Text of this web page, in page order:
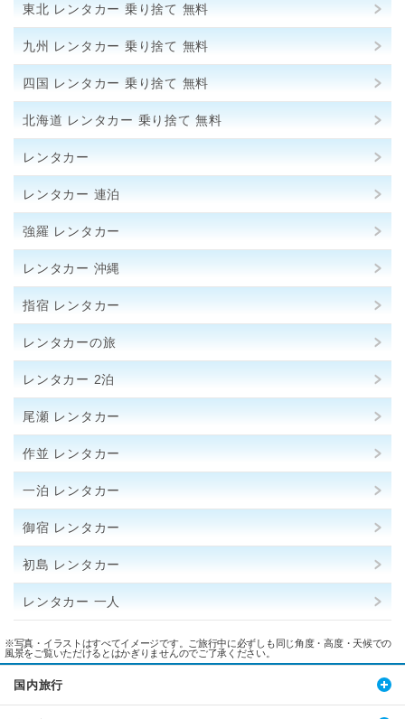
東北 レンタカー 乗り捨て 無料
九州 レンタカー 乗り捨て 無料
四国 レンタカー 乗り捨て 無料
北海道 レンタカー 乗り捨て 無料
レンタカー
レンタカー 連泊
強羅 レンタカー
レンタカー 沖縄
指宿 レンタカー
レンタカーの旅
レンタカー 2泊
尾瀬 レンタカー
作並 レンタカー
一泊 レンタカー
御宿 レンタカー
初島 レンタカー
レンタカー 一人
※写真・イラストはすべてイメージです。ご旅行中に必ずしも同じ角度・高度・天候での
風景をご覧いただけるとはかぎりませんのでご了承ください。
国内旅行